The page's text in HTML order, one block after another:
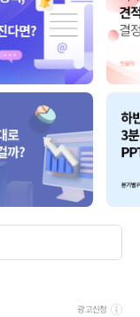
광고신청